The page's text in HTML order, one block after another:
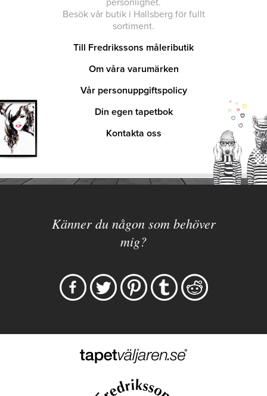
personlighet.
Besök vår butik i Hallsberg för fullt
sortiment.
Till Fredrikssons måleributik
Om våra varumärken
Vår personuppgiftspolicy
Din egen tapetbok
Kontakta oss
Känner du någon som behöver
mig?